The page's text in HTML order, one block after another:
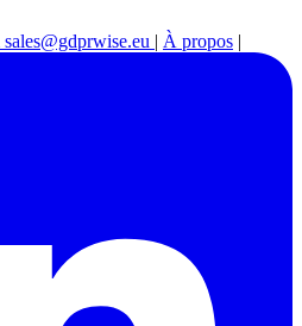
sales@gdprwise.eu | À propos |